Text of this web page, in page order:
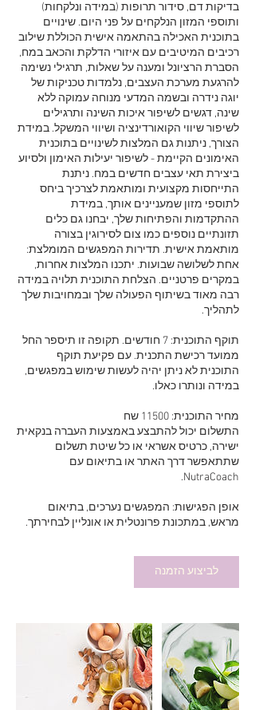
בדיקות דם, סידור תרופות (במידה ונלקחות)
ותוספי המזון הנלקחים על פני היום. שינויים
בתוכנית האכילה בהתאמה אישית הכוללת שילוב
רכיבים המיטיבים עם איזורי הדלקת והכאב במח,
הסברת הרציונל ומענה על שאלות, תרגילי נשימה
להרגעת מערכת העצבים, נלמדות טכניקות של
יוגה נידרה ובשמה המדעי מנוחה עמוקה ללא
שינה, דגשים לשיפור איכות השינה ותרגילים
לשיפור שיווי הקואורדינציה ושיווי המשקל. במידת
הצורך, ניתנות גם המלצות לשינויים בתוכנית
האימונים הקיימת - לשיפור יעילות האימון ולסיוע
ביצירת תאי עצבים חדשים במח. ניתנת
התייחסות מקצועית ומותאמת לצרכיך ביחס
לתוספי מזון שמעניינים אותך, במידת
ההתקדמות והפתיחות שלך, יבחנו גם כלים
תזונתיים נוספים כמו צום לסירוגין בצורה
מותאמת אישית. תדירות המפגשים המומלצת:
אחת לשלושה שבועות. יתכנו המלצות אחרות,
במקרים פרטניים. הצלחת התוכנית תלויה במידה
רבה מאוד בשיתוף הפעולה שלך ובמחויבות שלך
תוקף התוכנית: 7 חודשים. תקופה זו תיספר החל
ממועד רכישת התכנית. עם פקיעת תוקף
התוכנית לא ניתן יהיה לעשות שימוש במפגשים,
התשלום יכול להתבצע באמצעות העברה בנקאית
ישירה, כרטיס אשראי או כל שיטת תשלום
שתתאפשר דרך האתר או בתיאום עם
אופן הפגישות: המפגשים נערכים, בתיאום
מראש, במתכונת פרונטלית או אונליין לבחירתך.
לביצוע הזמנה